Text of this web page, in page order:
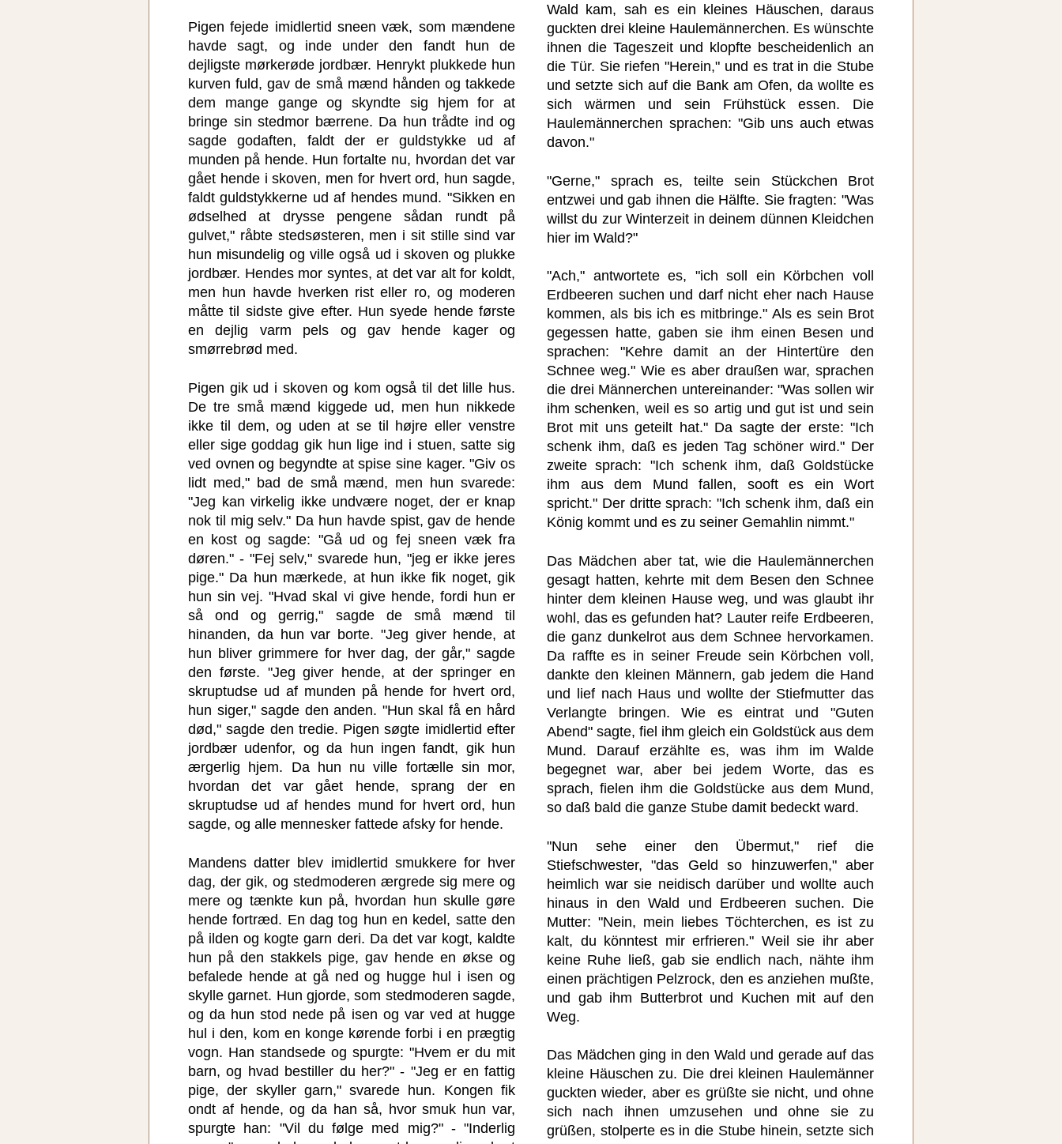
Pigen fejede imidlertid sneen væk, som mændene
havde sagt, og inde under den fandt hun de
dejligste mørkerøde jordbær. Henrykt plukkede hun
kurven fuld, gav de små mænd hånden og takkede
dem mange gange og skyndte sig hjem for at
bringe sin stedmor bærrene. Da hun trådte ind og
sagde godaften, faldt der er guldstykke ud af
munden på hende. Hun fortalte nu, hvordan det var
gået hende i skoven, men for hvert ord, hun sagde,
faldt guldstykkerne ud af hendes mund. "Sikken en
ødselhed at drysse pengene sådan rundt på
gulvet," råbte stedsøsteren, men i sit stille sind var
hun misundelig og ville også ud i skoven og plukke
jordbær. Hendes mor syntes, at det var alt for koldt,
men hun havde hverken rist eller ro, og moderen
måtte til sidste give efter. Hun syede hende første
en dejlig varm pels og gav hende kager og
smørrebrød med.
Pigen gik ud i skoven og kom også til det lille hus.
De tre små mænd kiggede ud, men hun nikkede
ikke til dem, og uden at se til højre eller venstre
eller sige goddag gik hun lige ind i stuen, satte sig
ved ovnen og begyndte at spise sine kager. "Giv os
lidt med," bad de små mænd, men hun svarede:
"Jeg kan virkelig ikke undvære noget, der er knap
nok til mig selv." Da hun havde spist, gav de hende
en kost og sagde: "Gå ud og fej sneen væk fra
døren." - "Fej selv," svarede hun, "jeg er ikke jeres
pige." Da hun mærkede, at hun ikke fik noget, gik
hun sin vej. "Hvad skal vi give hende, fordi hun er
så ond og gerrig," sagde de små mænd til
hinanden, da hun var borte. "Jeg giver hende, at
hun bliver grimmere for hver dag, der går," sagde
den første. "Jeg giver hende, at der springer en
skruptudse ud af munden på hende for hvert ord,
hun siger," sagde den anden. "Hun skal få en hård
død," sagde den tredie. Pigen søgte imidlertid efter
jordbær udenfor, og da hun ingen fandt, gik hun
ærgerlig hjem. Da hun nu ville fortælle sin mor,
hvordan det var gået hende, sprang der en
skruptudse ud af hendes mund for hvert ord, hun
sagde, og alle mennesker fattede afsky for hende.
Mandens datter blev imidlertid smukkere for hver
dag, der gik, og stedmoderen ærgrede sig mere og
mere og tænkte kun på, hvordan hun skulle gøre
hende fortræd. En dag tog hun en kedel, satte den
på ilden og kogte garn deri. Da det var kogt, kaldte
hun på den stakkels pige, gav hende en økse og
befalede hende at gå ned og hugge hul i isen og
skylle garnet. Hun gjorde, som stedmoderen sagde,
og da hun stod nede på isen og var ved at hugge
hul i den, kom en konge kørende forbi i en prægtig
vogn. Han standsede og spurgte: "Hvem er du mit
barn, og hvad bestiller du her?" - "Jeg er en fattig
pige, der skyller garn," svarede hun. Kongen fik
ondt af hende, og da han så, hvor smuk hun var,
spurgte han: "Vil du følge med mig?" - "Inderlig
Wald kam, sah es ein kleines Häuschen, daraus
guckten drei kleine Haulemännerchen. Es wünschte
ihnen die Tageszeit und klopfte bescheidenlich an
die Tür. Sie riefen "Herein," und es trat in die Stube
und setzte sich auf die Bank am Ofen, da wollte es
sich wärmen und sein Frühstück essen. Die
Haulemännerchen sprachen: "Gib uns auch etwas
davon."
"Gerne," sprach es, teilte sein Stückchen Brot
entzwei und gab ihnen die Hälfte. Sie fragten: "Was
willst du zur Winterzeit in deinem dünnen Kleidchen
hier im Wald?"
"Ach," antwortete es, "ich soll ein Körbchen voll
Erdbeeren suchen und darf nicht eher nach Hause
kommen, als bis ich es mitbringe." Als es sein Brot
gegessen hatte, gaben sie ihm einen Besen und
sprachen: "Kehre damit an der Hintertüre den
Schnee weg." Wie es aber draußen war, sprachen
die drei Männerchen untereinander: "Was sollen wir
ihm schenken, weil es so artig und gut ist und sein
Brot mit uns geteilt hat." Da sagte der erste: "Ich
schenk ihm, daß es jeden Tag schöner wird." Der
zweite sprach: "Ich schenk ihm, daß Goldstücke
ihm aus dem Mund fallen, sooft es ein Wort
spricht." Der dritte sprach: "Ich schenk ihm, daß ein
König kommt und es zu seiner Gemahlin nimmt."
Das Mädchen aber tat, wie die Haulemännerchen
gesagt hatten, kehrte mit dem Besen den Schnee
hinter dem kleinen Hause weg, und was glaubt ihr
wohl, das es gefunden hat? Lauter reife Erdbeeren,
die ganz dunkelrot aus dem Schnee hervorkamen.
Da raffte es in seiner Freude sein Körbchen voll,
dankte den kleinen Männern, gab jedem die Hand
und lief nach Haus und wollte der Stiefmutter das
Verlangte bringen. Wie es eintrat und "Guten
Abend" sagte, fiel ihm gleich ein Goldstück aus dem
Mund. Darauf erzählte es, was ihm im Walde
begegnet war, aber bei jedem Worte, das es
sprach, fielen ihm die Goldstücke aus dem Mund,
so daß bald die ganze Stube damit bedeckt ward.
"Nun sehe einer den Übermut," rief die
Stiefschwester, "das Geld so hinzuwerfen," aber
heimlich war sie neidisch darüber und wollte auch
hinaus in den Wald und Erdbeeren suchen. Die
Mutter: "Nein, mein liebes Töchterchen, es ist zu
kalt, du könntest mir erfrieren." Weil sie ihr aber
keine Ruhe ließ, gab sie endlich nach, nähte ihm
einen prächtigen Pelzrock, den es anziehen mußte,
und gab ihm Butterbrot und Kuchen mit auf den
Weg.
Das Mädchen ging in den Wald und gerade auf das
kleine Häuschen zu. Die drei kleinen Haulemänner
guckten wieder, aber es grüßte sie nicht, und ohne
sich nach ihnen umzusehen und ohne sie zu
grüßen, stolperte es in die Stube hinein, setzte sich